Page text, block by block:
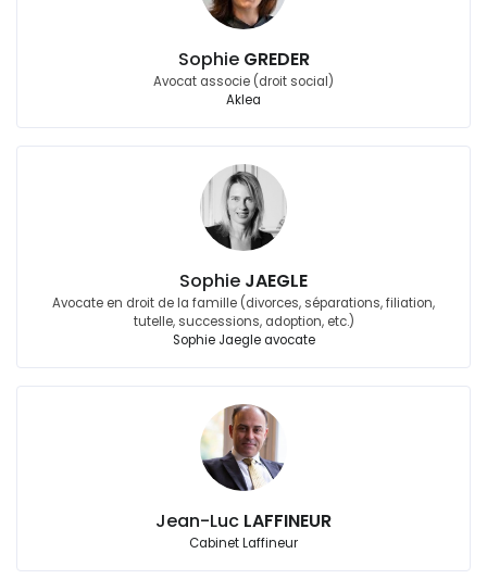
Sophie GREDER
Avocat associe (droit social)
Aklea
Sophie JAEGLE
Avocate en droit de la famille (divorces, séparations, filiation,
tutelle, successions, adoption, etc.)
Sophie Jaegle avocate
Jean-Luc LAFFINEUR
Cabinet Laffineur